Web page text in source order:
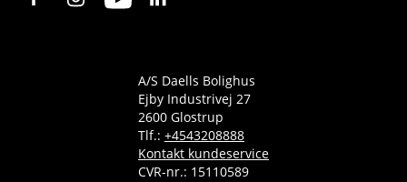
A/S Daells Bolighus
Ejby Industrivej 27
2600 Glostrup
Tlf.: +4543208888
Kontakt kundeservice
CVR-nr.: 15110589